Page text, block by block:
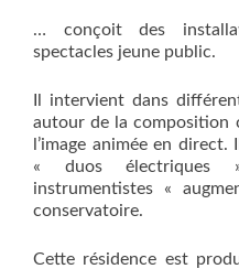
… conçoit des
spectacles jeune public.
Il intervient dans
autour de la composition
l’image animée en
« duos électriques
instrumentistes «
conservatoire.
Cette résidence est